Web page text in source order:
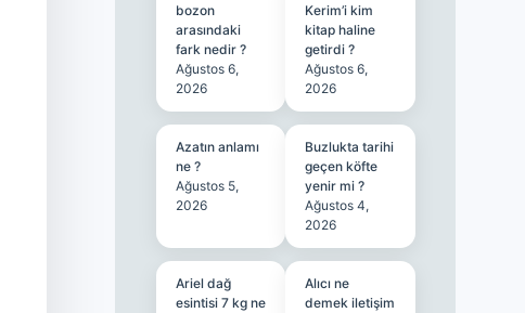
bozon
arasındaki
fark nedir ?
Ağustos 6,
2026
Kerim’i kim
kitap haline
getirdi ?
Ağustos 6,
2026
Azatın anlamı
ne ?
Ağustos 5,
2026
Buzlukta tarihi
geçen köfte
yenir mi ?
Ağustos 4,
2026
Ariel dağ
esintisi 7 kg ne
Alıcı ne
demek iletişim